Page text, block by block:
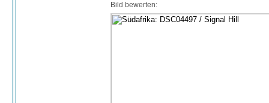
Bild bewerten: